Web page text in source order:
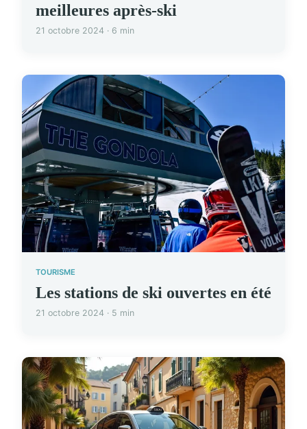
meilleures après-ski
21 octobre 2024 · 6 min
TOURISME
Les stations de ski ouvertes en été
21 octobre 2024 · 5 min